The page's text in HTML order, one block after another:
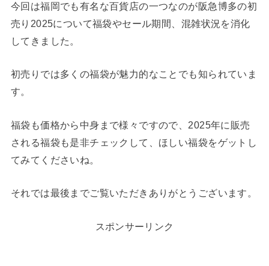
今回は福岡でも有名な百貨店の一つなのが阪急博多の初
売り2025について福袋やセール期間、混雑状況を消化
してきました。
初売りでは多くの福袋が魅力的なことでも知られていま
す。
福袋も価格から中身まで様々ですので、2025年に販売
される福袋も是非チェックして、ほしい福袋をゲットし
てみてくださいね。
それでは最後までご覧いただきありがとうございます。
スポンサーリンク